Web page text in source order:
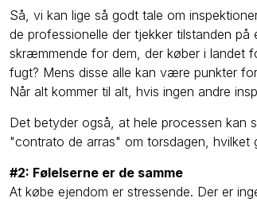
Så, vi kan lige så godt tale om
de professionelle der tjekker tilstanden
skræmmende for dem, der køber i landet
fugt? Mens disse alle kan være punkter
Når alt kommer til alt, hvis ingen andre
Det betyder også, at hele processen kan
"contrato de arras" om torsdagen,
#2: Følelserne er de samme
At købe ejendom er stressende. Der er